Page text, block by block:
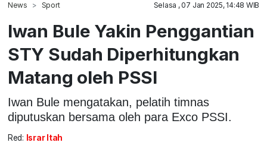
News Sport Selasa , 07 Jan 2025, 14:48 WIB
Iwan Bule Yakin Penggantian
STY Sudah Diperhitungkan
Matang oleh PSSI
Iwan Bule mengatakan, pelatih timnas
diputuskan bersama oleh para Exco PSSI.
Red: Israr Itah